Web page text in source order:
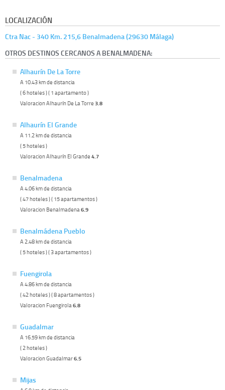
LOCALIZACIÓN
Ctra Nac - 340 Km. 215,6 Benalmadena (29630 Málaga)
OTROS DESTINOS CERCANOS A BENALMADENA:
Alhaurín De La Torre
A 10.43 km de distancia
( 6 hoteles ) ( 1 apartamento )
Valoracion Alhaurín De La Torre 3.8
Alhaurín El Grande
A 11.2 km de distancia
( 5 hoteles )
Valoracion Alhaurín El Grande 4.7
Benalmadena
A 4.06 km de distancia
( 47 hoteles ) ( 15 apartamentos )
Valoracion Benalmadena 6.9
Benalmádena Pueblo
A 2.48 km de distancia
( 5 hoteles ) ( 3 apartamentos )
Fuengirola
A 4.86 km de distancia
( 42 hoteles ) ( 8 apartamentos )
Valoracion Fuengirola 6.8
Guadalmar
A 16.59 km de distancia
( 2 hoteles )
Valoracion Guadalmar6.5
Mijas